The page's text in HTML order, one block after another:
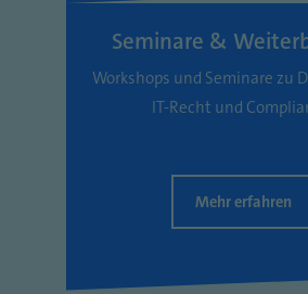
Seminare &
Workshops und Seminare zu
IT-Recht und
Mehr erfahren